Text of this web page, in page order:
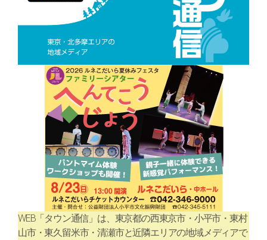
WEB「タウン通信」は、東京都の西東京市・小平市・東村
山市・東久留米市・清瀬市と近隣エリアの地域メディアで